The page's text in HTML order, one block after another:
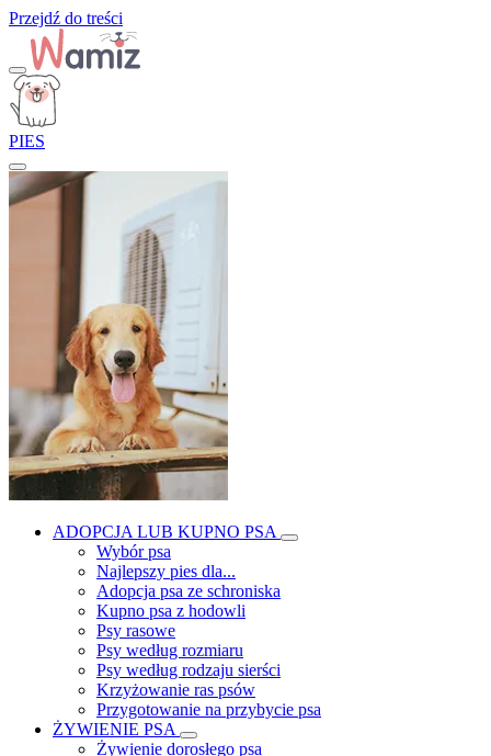
Przejdź do treści
PIES
ADOPCJA LUB KUPNO PSA
Wybór psa
Najlepszy pies dla...
Adopcja psa ze schroniska
Kupno psa z hodowli
Psy rasowe
Psy według rozmiaru
Psy według rodzaju sierści
Krzyżowanie ras psów
Przygotowanie na przybycie psa
ŻYWIENIE PSA
Żywienie dorosłego psa